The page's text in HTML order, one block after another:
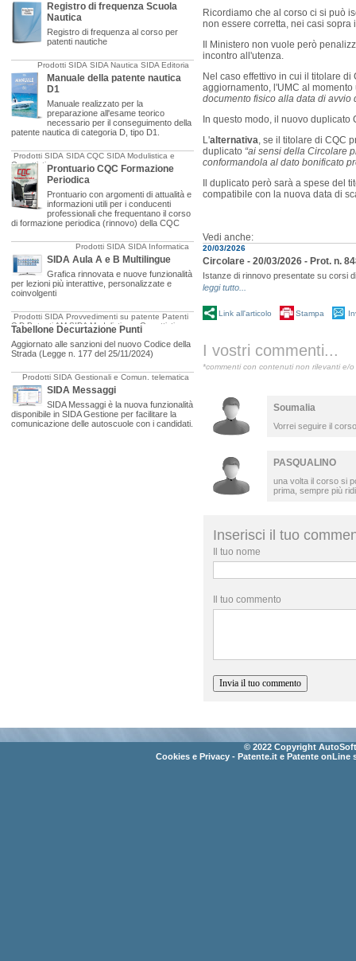
Registro di frequenza Scuola
Nautica
Registro di frequenza al corso per
patenti nautiche
Prodotti SIDA SIDA Nautica SIDA Editoria
Manuale della patente nautica
D1
Manuale realizzato per la
preparazione all'esame teorico
necessario per il conseguimento della
patente nautica di categoria D, tipo D1.
Prodotti SIDA SIDA CQC SIDA Modulistica e
OggettisticaProntuario CQC Formazione
Periodica
Prontuario con argomenti di attualità e
informazioni utili per i conducenti
professionali che frequentano il corso
di formazione periodica (rinnovo) della CQC
Prodotti SIDA SIDA Informatica
SIDA Aula A e B Multilingue
Grafica rinnovata e nuove funzionalità
per lezioni più interattive, personalizzate e
coinvolgenti
Prodotti SIDA Provvedimenti su patente Patenti
C-D Patenti AM SIDA Modulistica e Oggettistica
Tabellone Decurtazione Punti
Aggiornato alle sanzioni del nuovo Codice della
Strada (Legge n. 177 del 25/11/2024)
Prodotti SIDA Gestionali e Comun. telematica
SIDA Messaggi
SIDA Messaggi è la nuova funzionalità
disponibile in SIDA Gestione per facilitare la
comunicazione delle autoscuole con i candidati.
Ricordiamo che al corso ci si può
non essere corretta, nei casi sopra
Il Ministero non vuole però
incontro all'utenza.
Nel caso effettivo in cui il titolare
aggiornamento, l'UMC al
documento fisico alla data di avvio
In questo modo, il nuovo
L'alternativa, se il titolare di CQC
duplicato “ai sensi della Circolare
conformandola al dato bonificato
Il duplicato però sarà a spese del
compatibile con la nuova data di
Vedi anche:
20/03/2026
Circolare - 20/03/2026 - Prot. n.
Istanze di rinnovo presentate su corsi
leggi tutto...
Link all'articolo Stampa
I vostri commenti...
*commenti con contenuti non rilevanti e/
Soumalia
Vorrei seguire il corso
PASQUALINO
una volta il corso si
prima, sempre più
Inserisci il tuo
Il tuo nome
Il tuo commento
© 2022 Copyright
Cookies e Privacy - Patente.it e Patente onLine